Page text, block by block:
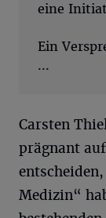
eine
Ein
...
Carsten
prägnant
Medizin“